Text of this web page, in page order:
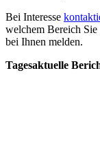
Bei Interesse
welchem Bereich
bei Ihnen melden.
Tagesaktuelle